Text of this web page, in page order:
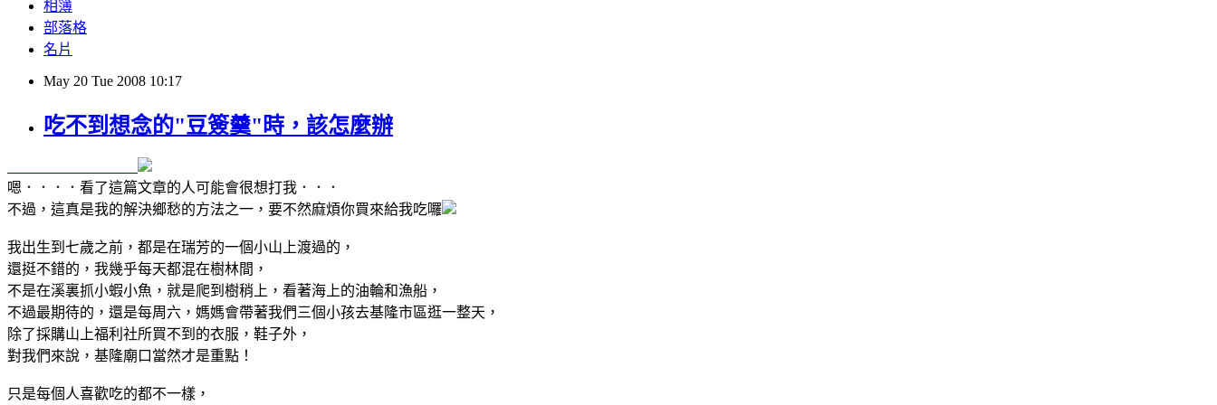
相簿
部落格
名片
May 20 Tue 2008 10:17
吃不到想念的"豆簽羹"時，該怎麼辦
嗯．．．．看了這篇文章的人可能會很想打我．．．
不過，這真是我的解決鄉愁的方法之一，要不然麻煩你買來給我吃囉
我出生到七歲之前，都是在瑞芳的一個小山上渡過的，
還挺不錯的，我幾乎每天都混在樹林間，
不是在溪裏抓小蝦小魚，就是爬到樹稍上，看著海上的油輪和漁船，
不過最期待的，還是每周六，媽媽會帶著我們三個小孩去基隆市區逛一整天，
除了採購山上福利社所買不到的衣服，鞋子外，
對我們來說，基隆廟口當然才是重點！
只是每個人喜歡吃的都不一樣，